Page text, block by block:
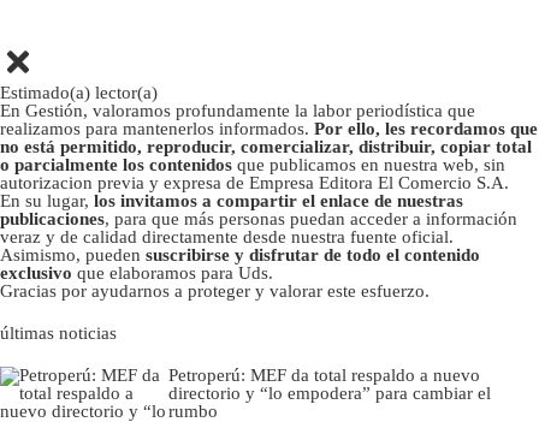
Estimado(a) lector(a)
En Gestión, valoramos profundamente la labor periodística que
realizamos para mantenerlos informados. Por ello, les recordamos que
no está permitido, reproducir, comercializar, distribuir, copiar total
o parcialmente los contenidos que publicamos en nuestra web, sin
autorizacion previa y expresa de Empresa Editora El Comercio S.A.
En su lugar, los invitamos a compartir el enlace de nuestras
publicaciones, para que más personas puedan acceder a información
veraz y de calidad directamente desde nuestra fuente oficial.
Asimismo, pueden suscribirse y disfrutar de todo el contenido
exclusivo que elaboramos para Uds.
Gracias por ayudarnos a proteger y valorar este esfuerzo.
últimas noticias
Petroperú: MEF da total respaldo a nuevo
directorio y “lo empodera” para cambiar el
rumbo